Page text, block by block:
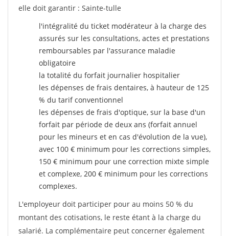
elle doit garantir : Sainte-tulle
l'intégralité du ticket modérateur à la charge des
assurés sur les consultations, actes et prestations
remboursables par l'assurance maladie
obligatoire
la totalité du forfait journalier hospitalier
les dépenses de frais dentaires, à hauteur de 125
% du tarif conventionnel
les dépenses de frais d'optique, sur la base d'un
forfait par période de deux ans (forfait annuel
pour les mineurs et en cas d'évolution de la vue),
avec 100 € minimum pour les corrections simples,
150 € minimum pour une correction mixte simple
et complexe, 200 € minimum pour les corrections
complexes.
L'employeur doit participer pour au moins 50 % du
montant des cotisations, le reste étant à la charge du
salarié. La complémentaire peut concerner également